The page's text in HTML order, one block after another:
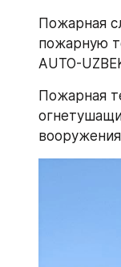
Пожарная
пожарную
AUTO-
Пожарная